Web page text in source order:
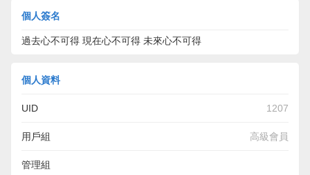
個人簽名
過去心不可得 現在心不可得 未來心不可得
個人資料
UID 1207
用戶組 高級會員
管理組